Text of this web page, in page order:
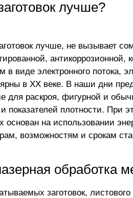
лучше?
лучше, не вызывает
антикоррозионной,
электронного потока,
в ХХ веке. В наши дни
для раскроя, фигурной и
показателей плотности. При
основан на использовании
возможностям и срокам
обработка
заготовок,